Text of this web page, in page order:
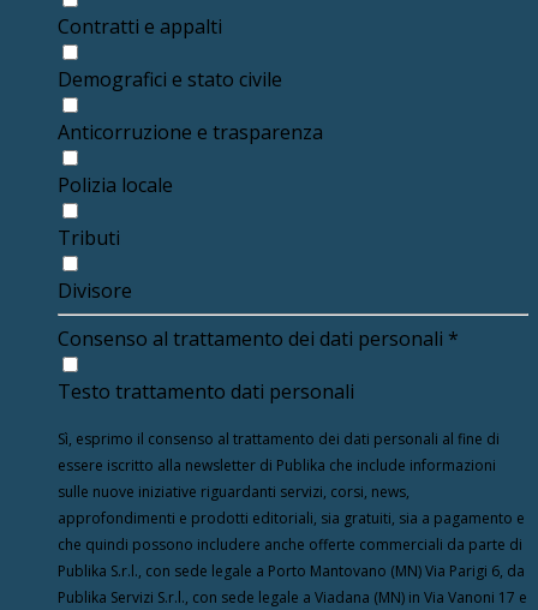
Contratti e appalti
Demografici e stato civile
Anticorruzione e trasparenza
Polizia locale
Tributi
Divisore
Consenso al trattamento dei dati personali *
Testo trattamento dati personali
Sì, esprimo il consenso al trattamento dei dati personali al fine di
essere iscritto alla newsletter di Publika che include informazioni
sulle nuove iniziative riguardanti servizi, corsi, news,
approfondimenti e prodotti editoriali, sia gratuiti, sia a pagamento e
che quindi possono includere anche offerte commerciali da parte di
Publika S.r.l., con sede legale a Porto Mantovano (MN) Via Parigi 6, da
Publika Servizi S.r.l., con sede legale a Viadana (MN) in Via Vanoni 17 e